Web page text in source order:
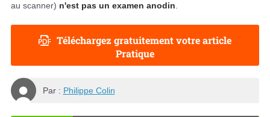
au scanner) n'est pas un examen anodin
Téléchargez gratuitement votre article
Pratique
Par : Philippe Colin